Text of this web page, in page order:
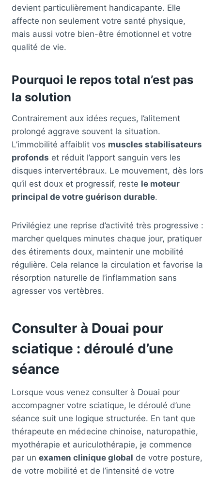
devient particulièrement handicapante. Elle
affecte non seulement votre santé physique,
mais aussi votre bien-être émotionnel et votre
qualité de vie.
Pourquoi le repos total n’est pas
la solution
Contrairement aux idées reçues, l’alitement
prolongé aggrave souvent la situation.
L’immobilité affaiblit vos muscles stabilisateurs
profonds et réduit l’apport sanguin vers les
disques intervertébraux. Le mouvement, dès lors
qu’il est doux et progressif, reste le moteur
principal de votre guérison durable.
Privilégiez une reprise d’activité très progressive :
marcher quelques minutes chaque jour, pratiquer
des étirements doux, maintenir une mobilité
régulière. Cela relance la circulation et favorise la
résorption naturelle de l’inflammation sans
agresser vos vertèbres.
Consulter à Douai pour
sciatique : déroulé d’une
séance
Lorsque vous venez consulter à Douai pour
accompagner votre sciatique, le déroulé d’une
séance suit une logique structurée. En tant que
thérapeute en médecine chinoise, naturopathie,
myothérapie et auriculothérapie, je commence
par un examen clinique global de votre posture,
de votre mobilité et de l’intensité de votre